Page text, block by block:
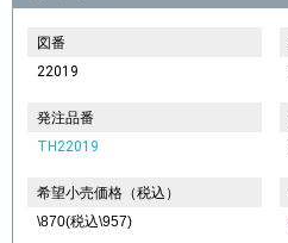
図番
22019
発注品番
TH22019
希望小売価格（税込）
\870(税込\957)